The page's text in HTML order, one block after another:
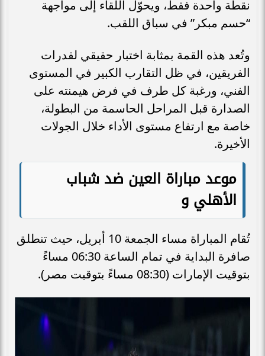
نقطة واحدة فقط، ويحوّل اللقاء إلى مواجهة
“حسم مبكر” في سباق اللقب.
وتُعد هذه القمة بمثابة اختبار حقيقي لقدرات
الفريقين، في ظل التقارب الكبير في المستوى
الفني، ورغبة كل طرف في فرض هيمنته على
الصدارة قبل المراحل الحاسمة من البطولة،
خاصة مع ارتفاع مستوى الأداء خلال الجولات
الأخيرة.
موعد مباراة العين ضد شباب
الأهلي و
تُقام المباراة مساء الجمعة 10 أبريل، حيث تنطلق
صافرة البداية في تمام الساعة 06:30 مساءً
بتوقيت الإمارات (08:30 مساءً بتوقيت مصر).